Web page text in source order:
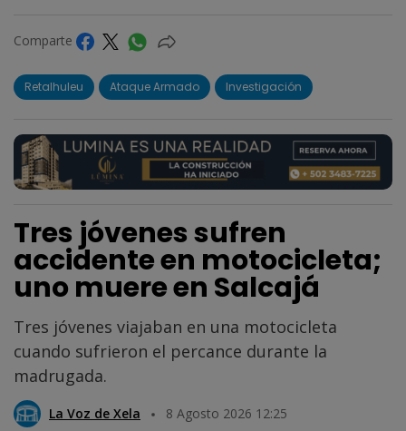
Comparte
Retalhuleu Ataque Armado Investigación
Tres jóvenes sufren
accidente en motocicleta;
uno muere en Salcajá
Tres jóvenes viajaban en una motocicleta
cuando sufrieron el percance durante la
madrugada.
La Voz de Xela 8 Agosto 2026 12:25